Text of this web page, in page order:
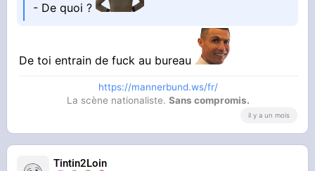
- De quoi ?
De toi entrain de fuck au bureau
https://mannerbund.ws/fr/
La scène nationaliste.Sans compromis.
il y a un mois
Tintin2Loin